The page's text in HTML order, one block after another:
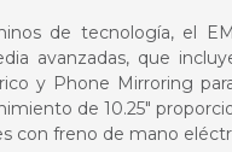
de tecnología, el
avanzadas, que
y Phone Mirroring
de 10.25″
con freno de mano